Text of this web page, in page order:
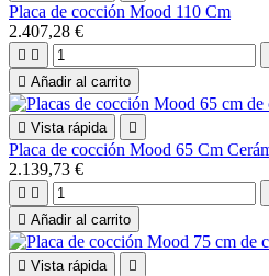
Placa de cocción Mood 110 Cm
2.407,28 €
 
 Añadir al carrito
 Vista rápida 
Placa de cocción Mood 65 Cm
2.139,73 €
 
 Añadir al carrito
 Vista rápida 